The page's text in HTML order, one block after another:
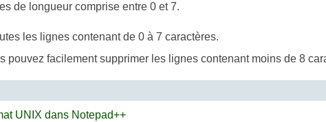
de longueur comprise entre 0 et 7.
les lignes contenant de 0 à 7 caractères.
pouvez facilement supprimer les lignes contenant moins de 8
UNIX dans Notepad++